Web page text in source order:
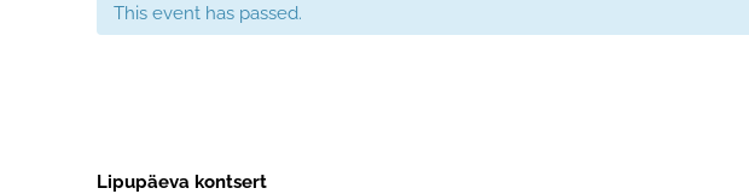
This event has passed.
Lipupäeva kontsert